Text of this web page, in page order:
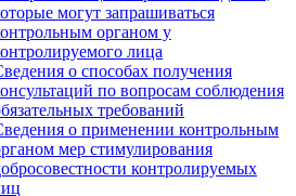
могут запрашиваться
органом у
лица
о способах получения
по вопросам соблюдения
требований
о применении контрольным
мер стимулирования
контролируемых